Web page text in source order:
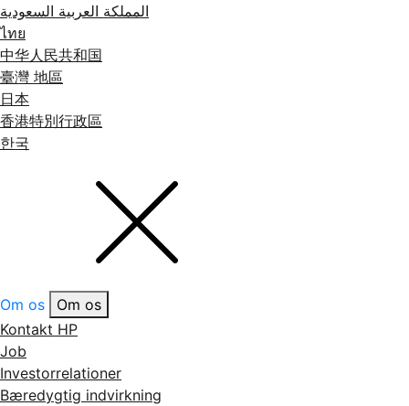
المملكة العربية السعودية
ไทย
中华人民共和国
臺灣 地區
日本
香港特別行政區
한국
Om os
Om os
Kontakt HP
Job
Investorrelationer
Bæredygtig indvirkning